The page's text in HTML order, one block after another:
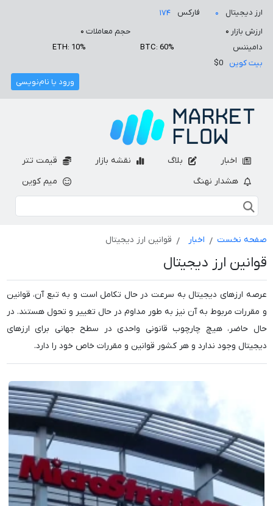
ارز دیجیتال ۰ فارکس
۱۷۴
ارزش بازار ۰ حجم معاملات ۰
دامیننس
BTC: 60%
ETH: 10%
بیت کوین
$0
ورود یا نام‌نویسی
اخبار بلاگ نقشه بازار
قیمت تتر
هشدار نهنگ
میم کوین
صفحه نخست اخبار قوانین ارز دیجیتال
قوانین ارز دیجیتال
عرصه ارزهای دیجیتال به سرعت در حال تکامل است و به تبع آن، قوانین
و مقررات مربوط به آن نیز به طور مداوم در حال تغییر و تحول هستند. در
حال حاضر، هیچ چارچوب قانونی واحدی در سطح جهانی برای ارزهای
دیجیتال وجود ندارد و هر کشور قوانین و مقررات خاص خود را دارد.